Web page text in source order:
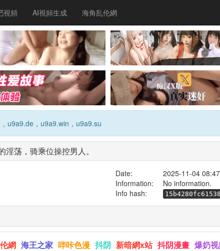
視頻 AI視頻生成 海角乱伦網
u9a9.de，u9a9.win，u9a9.su
荡，骑乘位操控男人。
Date:
2025-11-04
Information:
No information.
Info hash:
網 海王之家 哔咔色漫 抖阴 新暗網x站 抖阴漫畫 爆奶